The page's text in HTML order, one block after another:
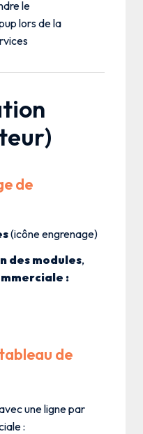
le
lors de la
de
(icône engrenage)
des modules,
:
de
une ligne par
: